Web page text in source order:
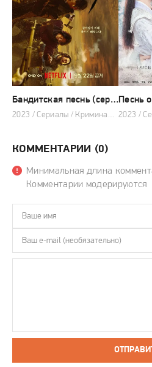
Бандитская песнь (сериал 2023)
2023 / Сериалы / Криминал / Боевик / История
Песнь
КОММЕНТАРИИ (0)
Минимальная длина
Комментарии модерируются